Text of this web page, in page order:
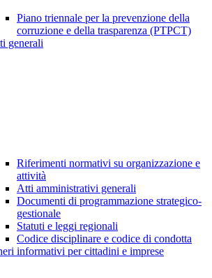
Piano triennale per la prevenzione della
corruzione e della trasparenza (PTPCT)
generali
Riferimenti normativi su organizzazione e
attività
Atti amministrativi generali
Documenti di programmazione strategico-
gestionale
Statuti e leggi regionali
Codice disciplinare e codice di condotta
informativi per cittadini e imprese